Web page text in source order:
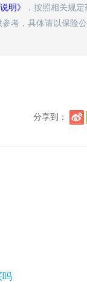
明》
，按照相关规定
考，具体请以保险公
分享到：
吗